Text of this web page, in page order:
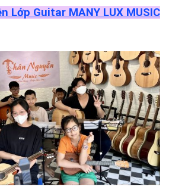
Lớp Guitar MANY LUX MUSIC